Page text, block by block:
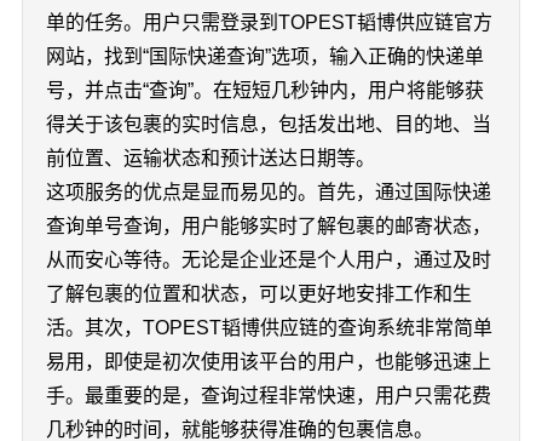
单的任务。用户只需登录到TOPEST韬博供应链官方
网站，找到“国际快递查询”选项，输入正确的快递单
号，并点击“查询”。在短短几秒钟内，用户将能够获
得关于该包裹的实时信息，包括发出地、目的地、当
前位置、运输状态和预计送达日期等。
这项服务的优点是显而易见的。首先，通过国际快递
查询单号查询，用户能够实时了解包裹的邮寄状态，
从而安心等待。无论是企业还是个人用户，通过及时
了解包裹的位置和状态，可以更好地安排工作和生
活。其次，TOPEST韬博供应链的查询系统非常简单
易用，即使是初次使用该平台的用户，也能够迅速上
手。最重要的是，查询过程非常快速，用户只需花费
几秒钟的时间，就能够获得准确的包裹信息。